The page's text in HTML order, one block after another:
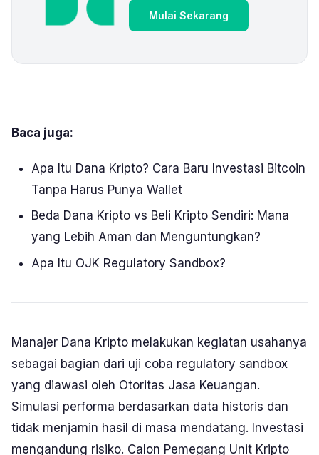
Mulai Sekarang
Baca juga:
Apa Itu Dana Kripto? Cara Baru Investasi Bitcoin
Tanpa Harus Punya Wallet
Beda Dana Kripto vs Beli Kripto Sendiri: Mana
yang Lebih Aman dan Menguntungkan?
Apa Itu OJK Regulatory Sandbox?
Manajer Dana Kripto melakukan kegiatan usahanya
sebagai bagian dari uji coba regulatory sandbox
yang diawasi oleh Otoritas Jasa Keuangan.
Simulasi performa berdasarkan data historis dan
tidak menjamin hasil di masa mendatang. Investasi
mengandung risiko. Calon Pemegang Unit Kripto